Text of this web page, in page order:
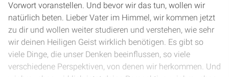
Vorwort voranstellen. Und bevor wir das tun, wollen wir
natürlich beten. Lieber Vater im Himmel, wir kommen jetzt
zu dir und wollen weiter studieren und verstehen, wie sehr
wir deinen Heiligen Geist wirklich benötigen. Es gibt so
viele Dinge, die unser Denken beeinflussen, so viele
verschiedene Perspektiven, von denen wir herkommen. Und